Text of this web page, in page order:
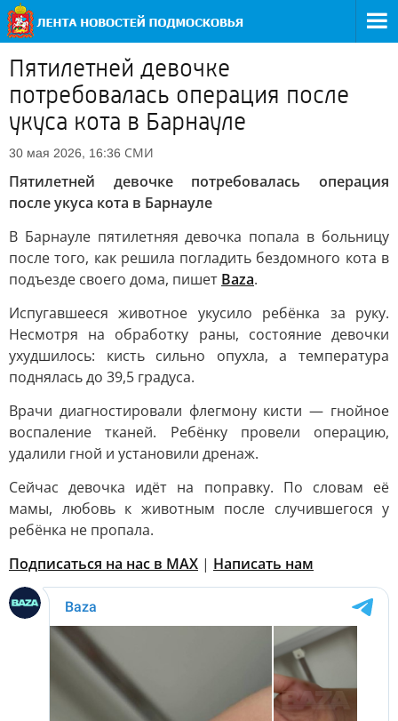
Пятилетней девочке
потребовалась операция после
укуса кота в Барнауле
30 мая 2026, 16:36 СМИ
Пятилетней девочке потребовалась операция
после укуса кота в Барнауле
В Барнауле пятилетняя девочка попала в больницу
после того, как решила погладить бездомного кота в
подъезде своего дома, пишет Baza.
Испугавшееся животное укусило ребёнка за руку.
Несмотря на обработку раны, состояние девочки
ухудшилось: кисть сильно опухла, а температура
поднялась до 39,5 градуса.
Врачи диагностировали флегмону кисти — гнойное
воспаление тканей. Ребёнку провели операцию,
удалили гной и установили дренаж.
Сейчас девочка идёт на поправку. По словам её
мамы, любовь к животным после случившегося у
ребёнка не пропала.
Подписаться на нас в MAX | Написать нам